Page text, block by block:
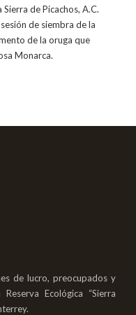
de Picachos, A.C.
de siembra de la
de la oruga que
Monarca.
de lucro, preocupados y
Ecológica “Sierra